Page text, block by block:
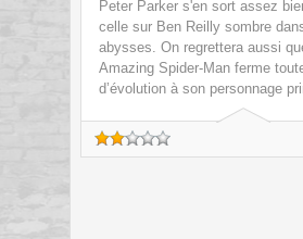
Peter Parker s'en sort assez
celle sur Ben Reilly sombre
abysses. On regrettera aussi
Amazing Spider-Man ferme
d’évolution à son personnage